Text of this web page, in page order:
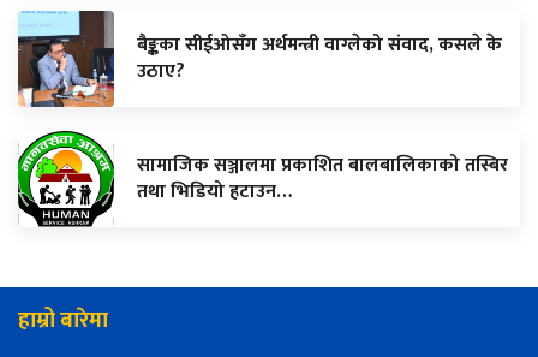
बैङ्कका सीईओसँग अर्थमन्त्री वाग्लेको संवाद, कसले के
उठाए?
सामाजिक सञ्जालमा प्रकाशित बालबालिकाको तस्बिर
तथा भिडियो हटाउन…
हाम्रो बारेमा